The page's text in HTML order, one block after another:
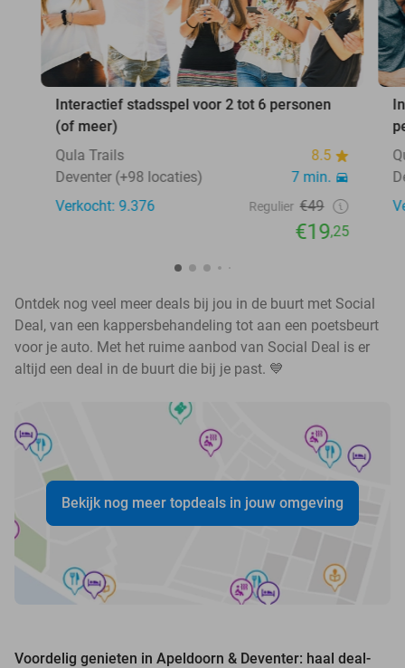
Interactief stadsspel voor 2 tot 6 personen
(of meer)
Qula Trails
8.5
Deventer (+98 locaties)
7 min.
Verkocht: 9.376
Regulier €49
€19,25
Ontdek nog veel meer deals bij jou in de buurt met Social
Deal, van een kappersbehandeling tot aan een poetsbeurt
voor je auto. Met het ruime aanbod van Social Deal is er
altijd een deal in de buurt die bij je past. 💙
Bekijk nog meer topdeals in jouw omgeving
Voordelig genieten in Apeldoorn & Deventer: haal deal-